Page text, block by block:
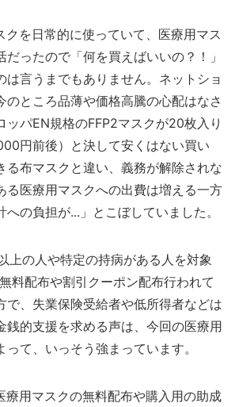
を日常的に使っていて、医療用マス
だったので「何を買えばいいの？！」
は言うまでもありません。ネットショ
のところ品薄や価格高騰の心配はなさ
ッパEN規格のFFP2マスクが20枚入り
円前後）と決して安くはない買い
る布マスクと違い、義務が解除されな
る医療用マスクへの出費は増える一方
の負担が...」とこぼしていました。
上の人や特定の持病がある人を対象
料配布や割引クーポン配布行われて
で、失業保険受給者や低所得者などは
銭的支援を求める声は、今回の医療用
て、いっそう強まっています。
用マスクの無料配布や購入用の助成